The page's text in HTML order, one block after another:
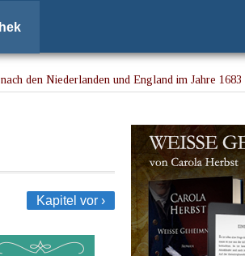
den Niederlanden und England im Jahre 1683
Kapitel vor ›